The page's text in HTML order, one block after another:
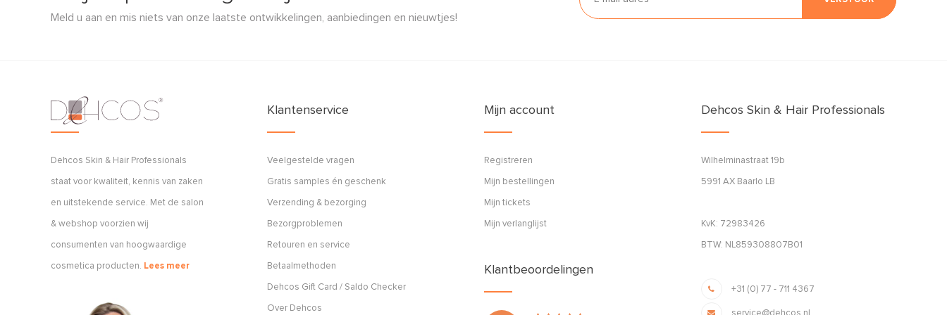
Meld u aan en mis niets van onze laatste ontwikkelingen, aanbiedingen en nieuwtjes!
Dehcos Skin & Hair Professionals
staat voor kwaliteit, kennis van zaken
en uitstekende service. Met de salon
& webshop voorzien wij
consumenten van hoogwaardige
cosmetica producten. Lees meer
Klantenservice
Veelgestelde vragen
Gratis samples én geschenk
Verzending & bezorging
Bezorgproblemen
Retouren en service
Betaalmethoden
Dehcos Gift Card / Saldo Checker
Over Dehcos
Mijn account
Registreren
Mijn bestellingen
Mijn tickets
Mijn verlanglijst
Klantbeoordelingen
Dehcos Skin & Hair Professionals
Wilhelminastraat 19b
5991 AX Baarlo LB
KvK: 72983426
BTW: NL859308807B01
+31 (0) 77 - 711 4367